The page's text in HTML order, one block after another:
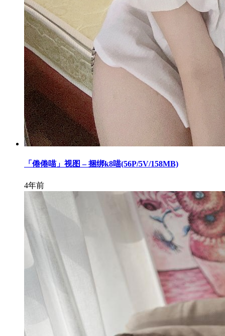
「倦倦喵」视图 – 捆绑k8喵(56P/5V/158MB)
4年前